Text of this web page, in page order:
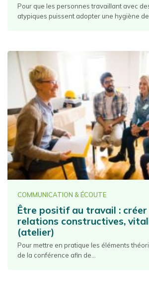
Pour que les personnes travaillant avec
atypiques puissent adopter une hygiène
COMMUNICATION & ÉCOUTE
Être positif au travail : créer
relations constructives,
(atelier)
Pour mettre en pratique les éléments
de la conférence afin de...